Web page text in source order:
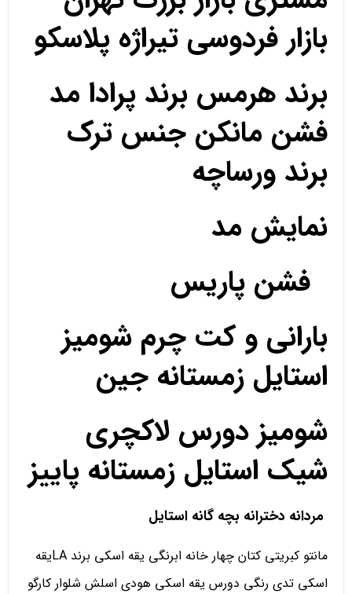
بازار فردوسی تیراژه پلاسکو
برند هرمس برند پرادا مد
فشن مانکن جنس ترک
برند ورساچه
نمایش مد
فشن پاریس
بارانی و کت چرم شومیز
استایل زمستانه جین
شومیز دورس لاکچری
شیک استایل زمستانه پاییز
مردانه دخترانه بچه گانه استایل
مانتو کبریتی کتان چهار خانه ابرنگی یقه اسکی برند LAیقه
اسکی تدی رنگی دورس یقه اسکی هودی اسلش شلوار کارگو